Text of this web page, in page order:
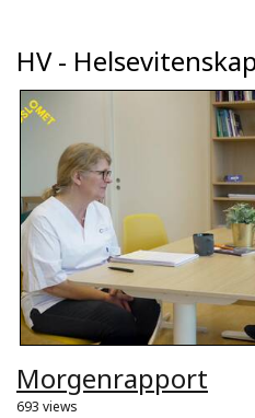
HV -
Morgenrapport
693 views